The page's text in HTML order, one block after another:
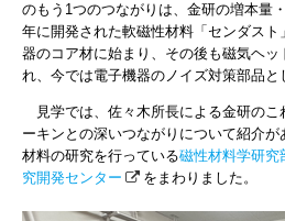
のもう1つのつながりは、金研の増本量
年に開発された軟磁性材料「センダス
器のコア材に始まり、その後も磁気ヘ
れ、今では電子機器のノイズ対策部品と
見学では、佐々木所長による金研のこ
ーキンとの深いつながりについて紹介
材料の研究を行っている磁性材料学研究
究開発センター
をまわりました。